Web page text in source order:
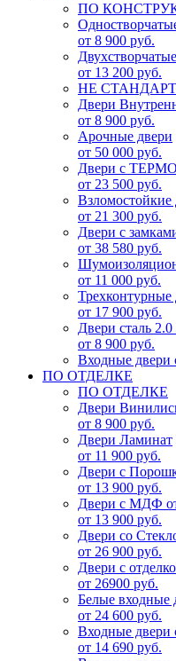
ПО
от 8 900 руб.
от 13 200 руб.
НЕ
Двери
от 8 900 руб.
Арочные двери
от 50 000 руб.
Двери с
от 23 500 руб.
от 21 300 руб.
Двери с
от 38 580 руб.
от 11 000 руб.
Трехконтурные
от 17 900 руб.
Двери сталь
от 8 900 руб.
Входные двери
ПО ОТДЕЛКЕ
ПО ОТДЕЛКЕ
Двери
от 8 900 руб.
Двери Ламинат
от 11 900 руб.
Двери с
от 13 900 руб.
Двери с МДФ
от 13 900 руб.
Двери со
от 26 900 руб.
Двери с
от 26900 руб.
Белые входные
от 24 600 руб.
Входные двери
от 14 690 руб.